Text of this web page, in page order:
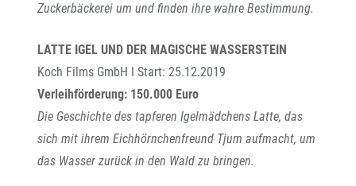
Zuckerbäckerei um und finden ihre wahre Bestimmung.
LATTE IGEL UND DER MAGISCHE WASSERSTEIN
Koch Films GmbH I Start: 25.12.2019
Verleihförderung: 150.000 Euro
Die Geschichte des tapferen Igelmädchens Latte, das
sich mit ihrem Eichhörnchenfreund Tjum aufmacht, um
das Wasser zurück in den Wald zu bringen.